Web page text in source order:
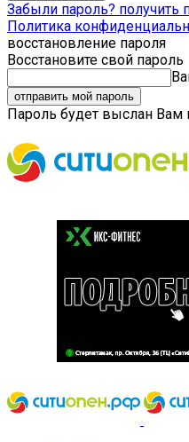
Забыли пароль? получить
Политика
восстановление пароля
Восстановите свой пароль
Пароль будет выслан Вам